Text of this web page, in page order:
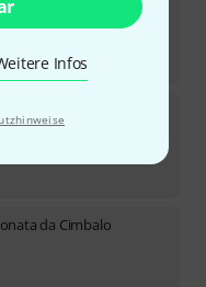
Infos
da Cimbalo